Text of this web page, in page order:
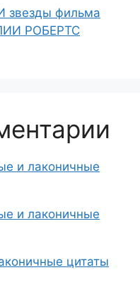
звезды фильма
РОБЕРТС
и лаконичные
и лаконичные
цитаты